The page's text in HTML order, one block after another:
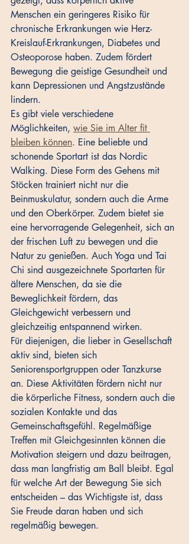
Menschen ein geringeres Risiko für
chronische Erkrankungen wie Herz-
Kreislauf-Erkrankungen, Diabetes und
Osteoporose haben. Zudem fördert
Bewegung die geistige Gesundheit und
kann Depressionen und Angstzustände
lindern.
Es gibt viele verschiedene
Möglichkeiten, wie Sie im Alter fit
bleiben können. Eine beliebte und
schonende Sportart ist das Nordic
Walking. Diese Form des Gehens mit
Stöcken trainiert nicht nur die
Beinmuskulatur, sondern auch die Arme
und den Oberkörper. Zudem bietet sie
eine hervorragende Gelegenheit, sich an
der frischen Luft zu bewegen und die
Natur zu genießen. Auch Yoga und Tai
Chi sind ausgezeichnete Sportarten für
ältere Menschen, da sie die
Beweglichkeit fördern, das
Gleichgewicht verbessern und
gleichzeitig entspannend wirken.
Für diejenigen, die lieber in Gesellschaft
aktiv sind, bieten sich
Seniorensportgruppen oder Tanzkurse
an. Diese Aktivitäten fördern nicht nur
die körperliche Fitness, sondern auch die
sozialen Kontakte und das
Gemeinschaftsgefühl. Regelmäßige
Treffen mit Gleichgesinnten können die
Motivation steigern und dazu beitragen,
dass man langfristig am Ball bleibt. Egal
für welche Art der Bewegung Sie sich
entscheiden – das Wichtigste ist, dass
Sie Freude daran haben und sich
regelmäßig bewegen.